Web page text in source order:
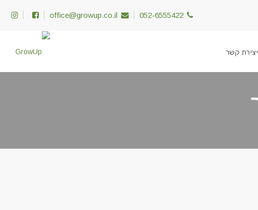
office@growup.co.il 052-6555422
יצירת קשר